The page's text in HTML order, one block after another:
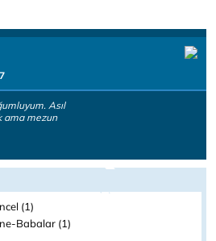
Asıl
ama mezun
(1)
Babalar (1)